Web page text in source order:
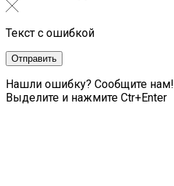
Текст с ошибкой
Нашли ошибку? Сообщите нам!
Выделите и нажмите Ctr+Enter